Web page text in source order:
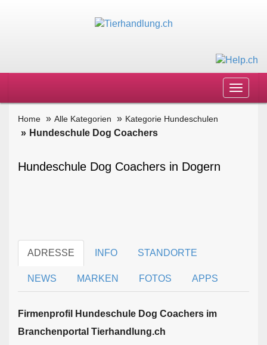
Toggle
Home Alle Kategorien Kategorie Hundeschulen
Hundeschule Dog Coachers
Hundeschule Dog Coachers in Dogern
ADRESSE INFO STANDORTE
NEWS MARKEN FOTOS APPS
Firmen­profil Hundeschule Dog Coachers im
Branchen­portal Tierhandlung.ch